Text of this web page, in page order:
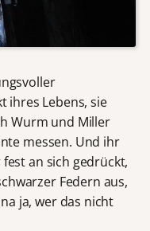
ihres Lebens, sie
Wurm und Miller
messen. Und ihr
an sich gedrückt,
Federn aus,
ja, wer das nicht